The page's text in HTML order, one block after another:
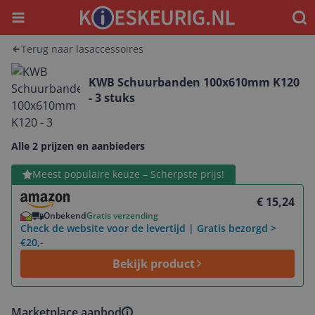
Menu
Terug naar lasaccessoires
KWB Schuurbanden 100x610mm K120
- 3 stuks
Alle 2 prijzen en aanbieders
Meest populaire keuze – Scherpste prijs!
€ 15,24
OnbekendGratis verzending
Check de website voor de levertijd | Gratis bezorgd >
€20,-
Bekijk product
Bekijk product